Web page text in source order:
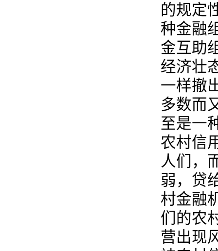
的规定
种金融
金互助
经济壮
一样撤
多数而
至是一
农村信
人们，
弱，贷
村金融
们的农
营出现